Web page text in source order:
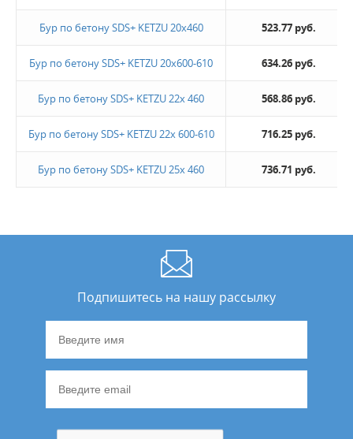
Бур по бетону SDS+ KETZU 20х460 523.77 руб.
Бур по бетону SDS+ KETZU 20х600-610 634.26 руб.
Бур по бетону SDS+ KETZU 22х 460 568.86 руб.
Бур по бетону SDS+ KETZU 22х 600-610 716.25 руб.
Бур по бетону SDS+ KETZU 25х 460 736.71 руб.
Подпишитесь на нашу рассылку